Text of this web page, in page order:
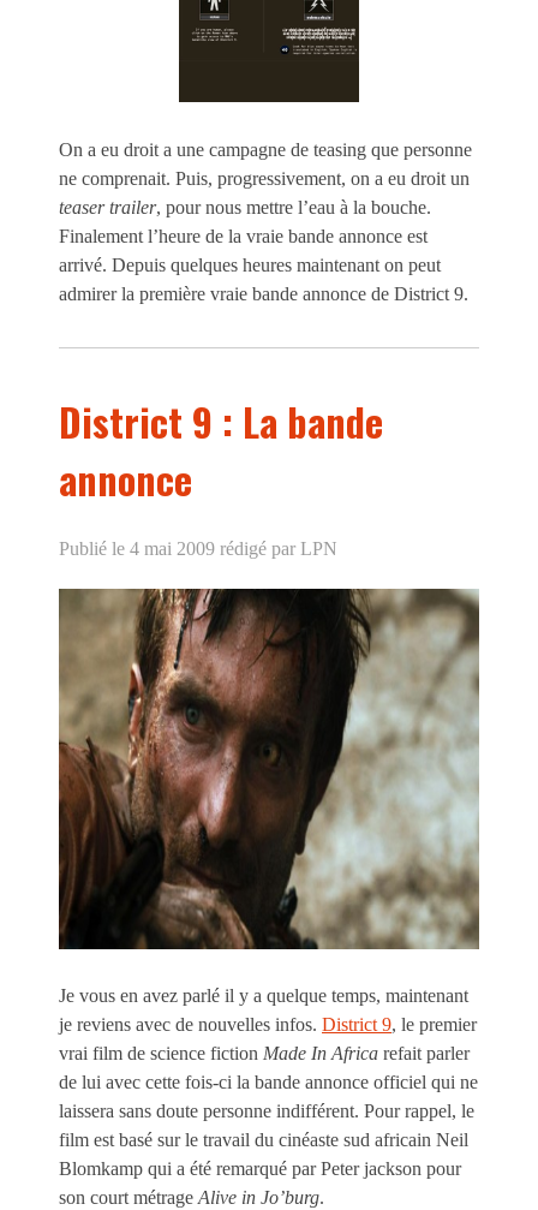
On a eu droit a une campagne de teasing que personne
ne comprenait. Puis, progressivement, on a eu droit un
teaser trailer, pour nous mettre l’eau à la bouche.
Finalement l’heure de la vraie bande annonce est
arrivé. Depuis quelques heures maintenant on peut
admirer la première vraie bande annonce de District 9.
District 9 : La bande
annonce
Publié le 4 mai 2009 rédigé par LPN
Je vous en avez parlé il y a quelque temps, maintenant
je reviens avec de nouvelles infos. District 9, le premier
vrai film de science fiction Made In Africa refait parler
de lui avec cette fois-ci la bande annonce officiel qui ne
laissera sans doute personne indifférent. Pour rappel, le
film est basé sur le travail du cinéaste sud africain Neil
Blomkamp qui a été remarqué par Peter jackson pour
son court métrageAlive in Jo’burg.